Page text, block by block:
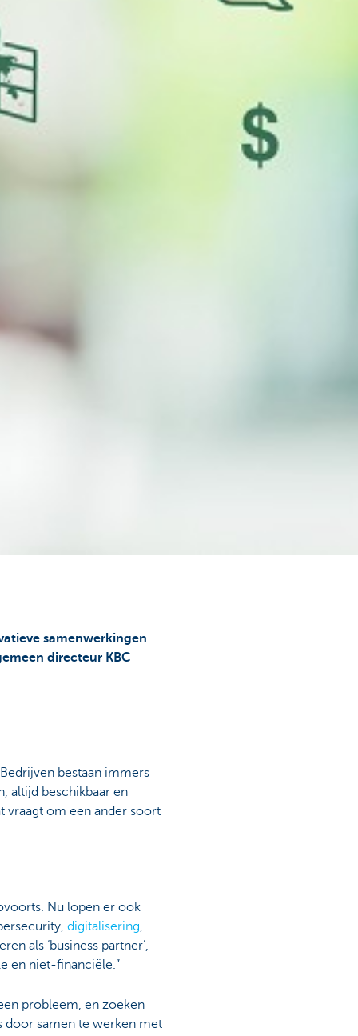
samenwerkingen
directeur KBC
bestaan immers
altijd beschikbaar en
vraagt om een ander soort
Nu lopen er ook
digitalisering
als ‘business partner’,
en niet-financiële.”
probleem, en zoeken
door samen te werken met